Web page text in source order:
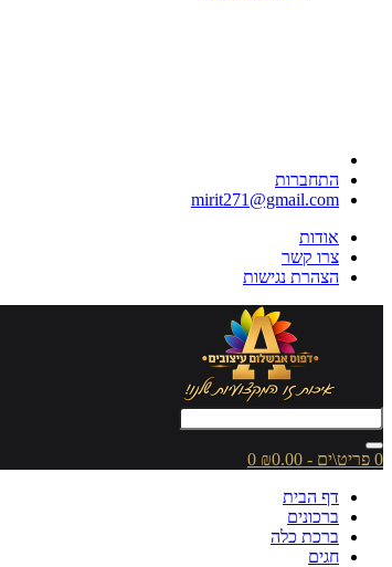
התחברות
mirit271@gmail.com
אודות
צרו קשר
הצהרת נגישות
0 פריט\ים - ₪0.00
0
דף הבית
ברכונים
ברכת כלה
חגים